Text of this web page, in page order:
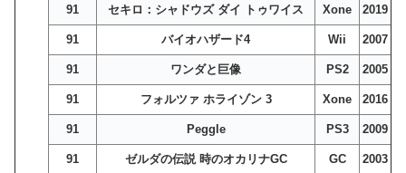
91 セキロ：シャドウズ ダイ トゥワイス Xone 2019
91 バイオハザード4 Wii 2007
91 ワンダと巨像 PS2 2005
91 フォルツァ ホライゾン 3 Xone 2016
91 Peggle PS3 2009
91 ゼルダの伝説 時のオカリナGC GC 2003